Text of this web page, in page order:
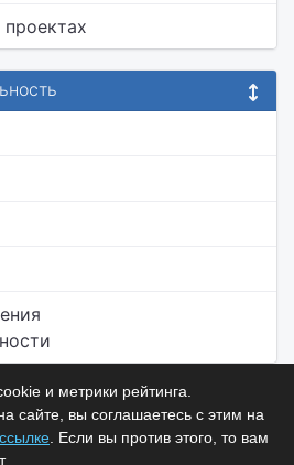
и метрики рейтинга.
сайте, вы соглашаетесь с этим на
ссылке . Если вы против этого, то вам